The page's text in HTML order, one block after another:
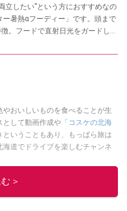
立したい”という方におすすめなの
暑熱αフーディー」です。頭まで
。フードで直射日光をガードしつ
紹介します。
おいしいものを食べることが生
として動画作成や 「コスケの北海
いうこともあり、もっぱら旅は
道でドライブを楽しむチャンネ
＞